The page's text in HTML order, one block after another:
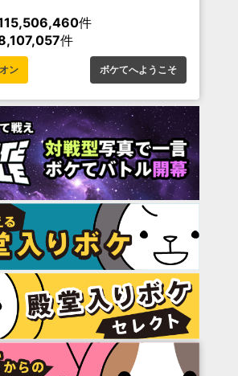
件
件
ン ボケてへようこそ